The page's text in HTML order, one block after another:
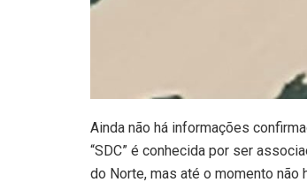
Ainda não há informações
“SDC” é conhecida por ser
do Norte, mas até o momento não